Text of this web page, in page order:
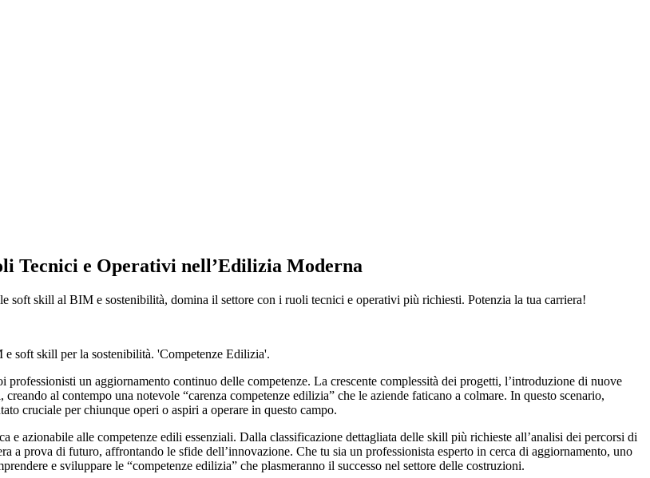
Tecnici e Operativi nell’Edilizia Moderna
skill al BIM e sostenibilità, domina il settore con i ruoli tecnici e operativi più richiesti. Potenzia la tua carriera!
un aggiornamento continuo delle competenze. La crescente complessità dei progetti, l’introduzione di nuove
al contempo una notevole “carenza competenze edilizia” che le aziende faticano a colmare. In questo scenario,
cruciale per chiunque operi o aspiri a operare in questo campo.
e azionabile alle competenze edili essenziali. Dalla classificazione dettagliata delle skill più richieste all’analisi dei percorsi di
a prova di futuro, affrontando le sfide dell’innovazione. Che tu sia un professionista esperto in cerca di aggiornamento, uno
e sviluppare le “competenze edilizia” che plasmeranno il successo nel settore delle costruzioni.